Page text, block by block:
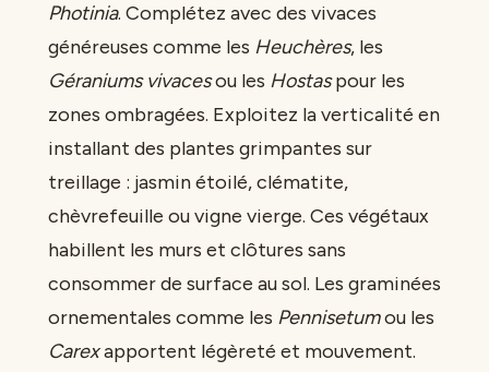
Photinia. Complétez avec des vivaces
généreuses comme les Heuchères, les
Géraniums vivacesou les Hostaspour les
zones ombragées. Exploitez la verticalité en
installant des plantes grimpantes sur
treillage : jasmin étoilé, clématite,
chèvrefeuille ou vigne vierge. Ces végétaux
habillent les murs et clôtures sans
consommer de surface au sol. Les graminées
ornementales comme les Pennisetumou les
Carexapportent légèreté et mouvement.